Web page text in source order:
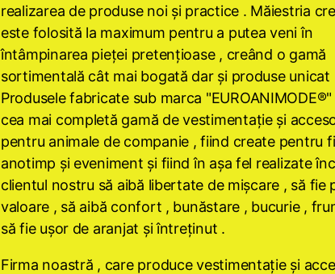
realizarea de produse noi şi practice . Măiestria
este folosită la maximum pentru a putea veni în
întâmpinarea pieţei pretenţioase , creând o gamă
sortimentală cât mai bogată dar şi produse unicat
Produsele fabricate sub marca
cea mai completă gamă de vestimentaţie şi
pentru animale de companie , fiind create pentru
anotimp şi eveniment şi fiind în aşa fel realizate
clientul nostru să aibă libertate de mişcare , să fie
valoare , să aibă confort , bunăstare , bucurie ,
să fie uşor de aranjat şi întreţinut .
Firma noastră , care produce vestimentaţie şi